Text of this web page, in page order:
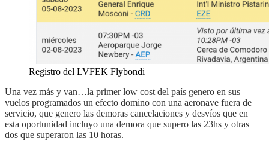
Registro del LVFEK Flybondi
Una vez más y van…la primer low cost del país genero en sus
vuelos programados un efecto domino con una aeronave fuera de
servicio, que genero las demoras cancelaciones y desvíos que en
esta oportunidad incluyo una demora que supero las 23hs y otras
dos que superaron las 10 horas.